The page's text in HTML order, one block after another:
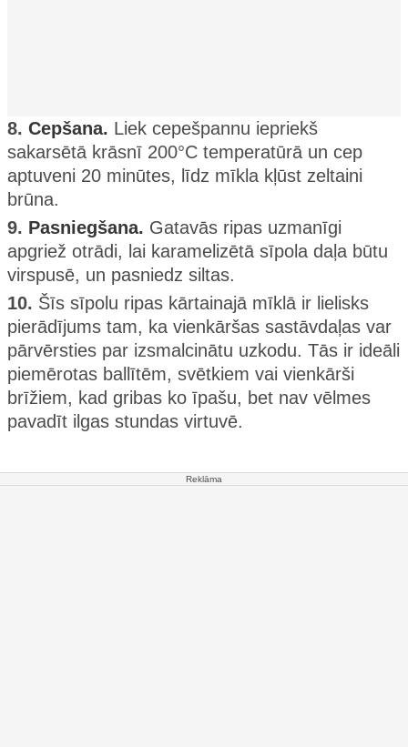
8. Cepšana. Liek cepešpannu iepriekš
sakarsētā krāsnī 200°C temperatūrā un cep
aptuveni 20 minūtes, līdz mīkla kļūst zeltaini
brūna.
9. Pasniegšana. Gatavās ripas uzmanīgi
apgriež otrādi, lai karamelizētā sīpola daļa būtu
virspusē, un pasniedz siltas.
10. Šīs sīpolu ripas kārtainajā mīklā ir lielisks
pierādījums tam, ka vienkāršas sastāvdaļas var
pārvērsties par izsmalcinātu uzkodu. Tās ir ideāli
piemērotas ballītēm, svētkiem vai vienkārši
brīžiem, kad gribas ko īpašu, bet nav vēlmes
pavadīt ilgas stundas virtuvē.
Reklāma